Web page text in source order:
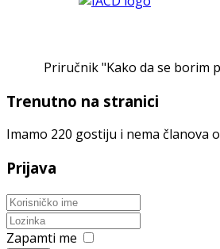
Priručnik "Kako da se borim
Trenutno na stranici
Imamo 220 gostiju i nema članova
Prijava
Zapamti me